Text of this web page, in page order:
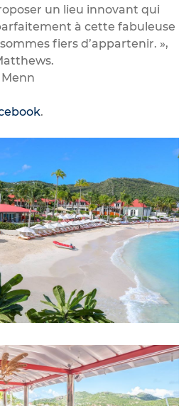
un lieu innovant qui
à cette fabuleuse
fiers d’appartenir. »,
.